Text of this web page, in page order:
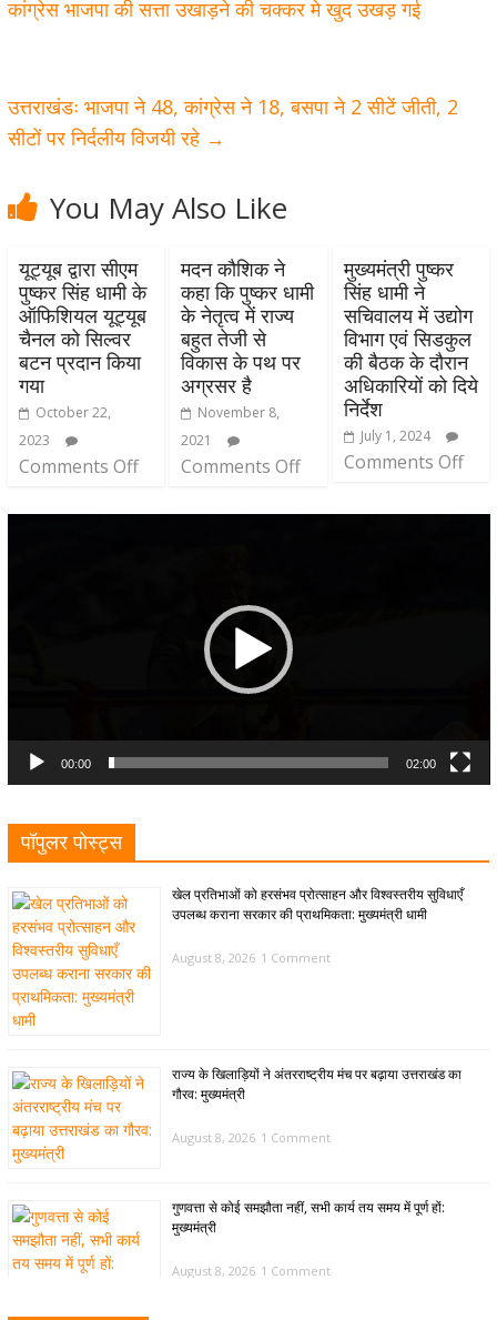
कांग्रेस भाजपा की सत्ता उखाड़ने की चक्कर मे खुद उखड़ गई
उत्तराखंडः भाजपा ने 48, कांग्रेस ने 18, बसपा ने 2 सीटें जीती, 2
सीटों पर निर्दलीय विजयी रहे →
You May Also Like
यूट्यूब द्वारा सीएम
पुष्कर सिंह धामी के
ऑफिशियल यूट्यूब
चैनल को सिल्वर
बटन प्रदान किया
गया
October 22,
2023
Comments Off
मदन कौशिक ने
कहा कि पुष्कर धामी
के नेतृत्व में राज्य
बहुत तेजी से
विकास के पथ पर
अग्रसर है
November 8,
2021
Comments Off
मुख्यमंत्री पुष्कर
सिंह धामी ने
सचिवालय में उद्योग
विभाग एवं सिडकुल
की बैठक के दौरान
अधिकारियों को दिये
निर्देश
July 1, 2024
Comments Off
00:00 02:00
पॉपुलर पोस्ट्स
खेल प्रतिभाओं को हरसंभव प्रोत्साहन और विश्वस्तरीय सुविधाएँ
उपलब्ध कराना सरकार की प्राथमिकता: मुख्यमंत्री धामी
August 8, 2026 1 Comment
राज्य के खिलाड़ियों ने अंतरराष्ट्रीय मंच पर बढ़ाया उत्तराखंड का
गौरव: मुख्यमंत्री
August 8, 2026 1 Comment
गुणवत्ता से कोई समझौता नहीं, सभी कार्य तय समय में पूर्ण हों:
मुख्यमंत्री
August 8, 2026 1 Comment